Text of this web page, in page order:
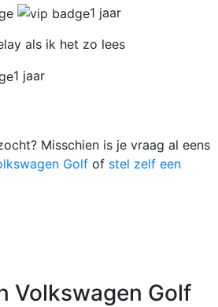
1 jaar
als ik het zo lees
1 jaar
Misschien is je vraag al eens
Golf of stel zelf een
Volkswagen Golf